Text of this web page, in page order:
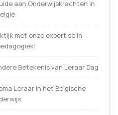
aan Onderwijskrachten in
met onze expertise in
Betekenis van Leraar Dag
Leraar in het Belgische